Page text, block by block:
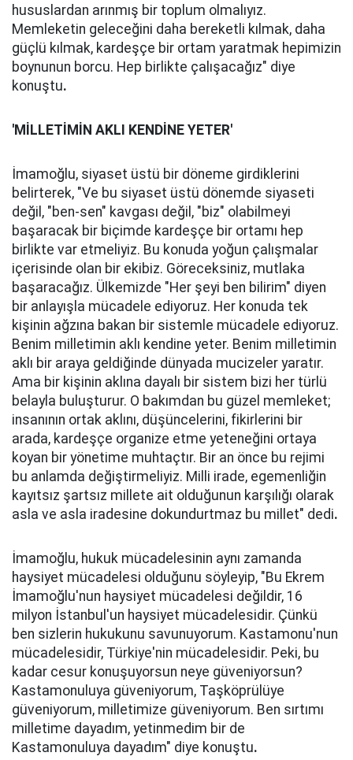
hususlardan arınmış bir toplum olmalıyız.
Memleketin geleceğini daha bereketli kılmak, daha
güçlü kılmak, kardeşçe bir ortam yaratmak hepimizin
boynunun borcu. Hep birlikte çalışacağız" diye
konuştu.
'MİLLETİMİN AKLI KENDİNE YETER'
İmamoğlu, siyaset üstü bir döneme girdiklerini
belirterek, "Ve bu siyaset üstü dönemde siyaseti
değil, "ben-sen" kavgası değil, "biz" olabilmeyi
başaracak bir biçimde kardeşçe bir ortamı hep
birlikte var etmeliyiz. Bu konuda yoğun çalışmalar
içerisinde olan bir ekibiz. Göreceksiniz, mutlaka
başaracağız. Ülkemizde "Her şeyi ben bilirim" diyen
bir anlayışla mücadele ediyoruz. Her konuda tek
kişinin ağzına bakan bir sistemle mücadele ediyoruz.
Benim milletimin aklı kendine yeter. Benim milletimin
aklı bir araya geldiğinde dünyada mucizeler yaratır.
Ama bir kişinin aklına dayalı bir sistem bizi her türlü
belayla buluşturur. O bakımdan bu güzel memleket;
insanının ortak aklını, düşüncelerini, fikirlerini bir
arada, kardeşçe organize etme yeteneğini ortaya
koyan bir yönetime muhtaçtır. Bir an önce bu rejimi
bu anlamda değiştirmeliyiz. Milli irade, egemenliğin
kayıtsız şartsız millete ait olduğunun karşılığı olarak
asla ve asla iradesine dokundurtmaz bu millet" dedi.
İmamoğlu, hukuk mücadelesinin aynı zamanda
haysiyet mücadelesi olduğunu söyleyip, "Bu Ekrem
İmamoğlu'nun haysiyet mücadelesi değildir, 16
milyon İstanbul'un haysiyet mücadelesidir. Çünkü
ben sizlerin hukukunu savunuyorum. Kastamonu'nun
mücadelesidir, Türkiye'nin mücadelesidir. Peki, bu
kadar cesur konuşuyorsun neye güveniyorsun?
Kastamonuluya güveniyorum, Taşköprülüye
güveniyorum, milletimize güveniyorum. Ben sırtımı
milletime dayadım, yetinmedim bir de
Kastamonuluya dayadım" diye konuştu.